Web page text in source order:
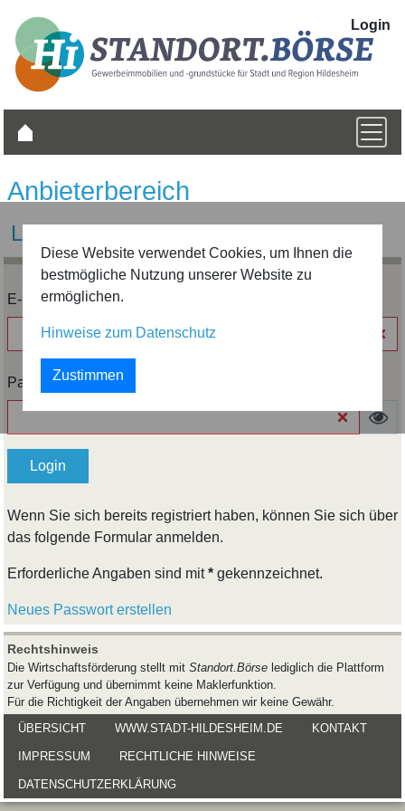
Login
Anbieterbereich
Login
E-Mail-Adresse *
Passwort *
Login
Wenn Sie sich bereits registriert haben, können Sie sich über
das folgende Formular anmelden.
Erforderliche Angaben sind mit* gekennzeichnet.
Neues Passwort erstellen
Rechtshinweis
Die Wirtschaftsförderung stellt mit Standort.Börse lediglich die Plattform
zur Verfügung und übernimmt keine Maklerfunktion.
Für die Richtigkeit der Angaben übernehmen wir keine Gewähr.
ÜBERSICHT
WWW.STADT-HILDESHEIM.DE KONTAKT
IMPRESSUM RECHTLICHE HINWEISE
DATENSCHUTZERKLÄRUNG
Diese Website verwendet Cookies, um Ihnen die
bestmögliche Nutzung unserer Website zu
ermöglichen.
Hinweise zum Datenschutz
Zustimmen